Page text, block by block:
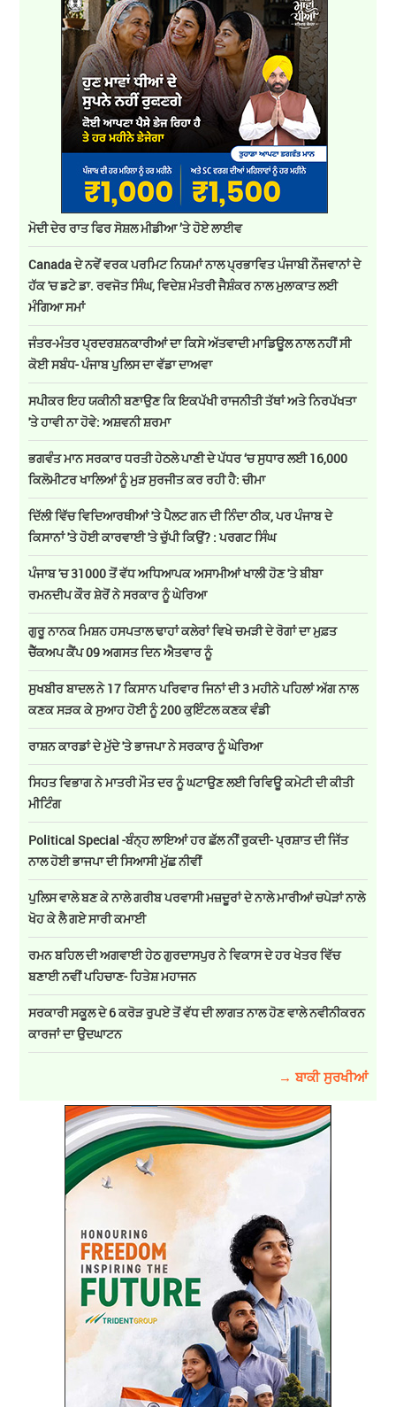
ਮੋਦੀ ਦੇਰ ਰਾਤ ਫਿਰ ਸੋਸ਼ਲ ਮੀਡੀਆ ’ਤੇ ਹੋਏ ਲਾਈਵ
Canada ਦੇ ਨਵੇਂ ਵਰਕ ਪਰਮਿਟ ਨਿਯਮਾਂ ਨਾਲ ਪ੍ਰਭਾਵਿਤ ਪੰਜਾਬੀ ਨੌਜਵਾਨਾਂ ਦੇ
ਹੱਕ 'ਚ ਡਟੇ ਡਾ. ਰਵਜੋਤ ਸਿੰਘ, ਵਿਦੇਸ਼ ਮੰਤਰੀ ਜੈਸ਼ੰਕਰ ਨਾਲ ਮੁਲਾਕਾਤ ਲਈ
ਮੰਗਿਆ ਸਮਾਂ
ਜੰਤਰ-ਮੰਤਰ ਪ੍ਰਦਰਸ਼ਨਕਾਰੀਆਂ ਦਾ ਕਿਸੇ ਅੱਤਵਾਦੀ ਮਾਡਿਊਲ ਨਾਲ ਨਹੀਂ ਸੀ
ਕੋਈ ਸਬੰਧ- ਪੰਜਾਬ ਪੁਲਿਸ ਦਾ ਵੱਡਾ ਦਾਅਵਾ
ਸਪੀਕਰ ਇਹ ਯਕੀਨੀ ਬਣਾਉਣ ਕਿ ਇਕਪੱਖੀ ਰਾਜਨੀਤੀ ਤੱਥਾਂ ਅਤੇ ਨਿਰਪੱਖਤਾ
'ਤੇ ਹਾਵੀ ਨਾ ਹੋਵੇ: ਅਸ਼ਵਨੀ ਸ਼ਰਮਾ
ਭਗਵੰਤ ਮਾਨ ਸਰਕਾਰ ਧਰਤੀ ਹੇਠਲੇ ਪਾਣੀ ਦੇ ਪੱਧਰ ‘ਚ ਸੁਧਾਰ ਲਈ 16,000
ਕਿਲੋਮੀਟਰ ਖਾਲਿਆਂ ਨੂੰ ਮੁੜ ਸੁਰਜੀਤ ਕਰ ਰਹੀ ਹੈ: ਚੀਮਾ
ਦਿੱਲੀ ਵਿੱਚ ਵਿਦਿਆਰਥੀਆਂ 'ਤੇ ਪੈਲਟ ਗਨ ਦੀ ਨਿੰਦਾ ਠੀਕ, ਪਰ ਪੰਜਾਬ ਦੇ
ਕਿਸਾਨਾਂ 'ਤੇ ਹੋਈ ਕਾਰਵਾਈ 'ਤੇ ਚੁੱਪੀ ਕਿਉਂ? : ਪਰਗਟ ਸਿੰਘ
ਪੰਜਾਬ 'ਚ 31000 ਤੋਂ ਵੱਧ ਅਧਿਆਪਕ ਅਸਾਮੀਆਂ ਖਾਲੀ ਹੋਣ 'ਤੇ ਬੀਬਾ
ਰਮਨਦੀਪ ਕੌਰ ਸ਼ੇਰੋਂ ਨੇ ਸਰਕਾਰ ਨੂੰ ਘੇਰਿਆ
ਗੁਰੂ ਨਾਨਕ ਮਿਸ਼ਨ ਹਸਪਤਾਲ ਢਾਹਾਂ ਕਲੇਰਾਂ ਵਿਖੇ ਚਮੜੀ ਦੇ ਰੋਗਾਂ ਦਾ ਮੁਫ਼ਤ
ਚੈੱਕਅਪ ਕੈਂਪ 09 ਅਗਸਤ ਦਿਨ ਐਤਵਾਰ ਨੂੰ
ਸੁਖਬੀਰ ਬਾਦਲ ਨੇ 17 ਕਿਸਾਨ ਪਰਿਵਾਰ ਜਿਨਾਂ ਦੀ 3 ਮਹੀਨੇ ਪਹਿਲਾਂ ਅੱਗ ਨਾਲ
ਕਣਕ ਸੜਕ ਕੇ ਸੁਆਹ ਹੋਈ ਨੂੰ 200 ਕੁਇੰਟਲ ਕਣਕ ਵੰਡੀ
ਰਾਸ਼ਨ ਕਾਰਡਾਂ ਦੇ ਮੁੱਦੇ 'ਤੇ ਭਾਜਪਾ ਨੇ ਸਰਕਾਰ ਨੂੰ ਘੇਰਿਆ
ਸਿਹਤ ਵਿਭਾਗ ਨੇ ਮਾਤਰੀ ਮੌਤ ਦਰ ਨੂੰ ਘਟਾਉਣ ਲਈ ਰਿਵਿਊ ਕਮੇਟੀ ਦੀ ਕੀਤੀ
ਮੀਟਿੰਗ
Political Special -ਬੰਨ੍ਹ ਲਾਇਆਂ ਹਰ ਛੱਲ ਨੀਂ ਰੁਕਦੀ- ਪ੍ਰਸ਼ਾਤ ਦੀ ਜਿੱਤ
ਨਾਲ ਹੋਈ ਭਾਜਪਾ ਦੀ ਸਿਆਸੀ ਮੁੱਛ ਨੀਵੀਂ
ਪੁਲਿਸ ਵਾਲੇ ਬਣ ਕੇ ਨਾਲੇ ਗਰੀਬ ਪਰਵਾਸੀ ਮਜ਼ਦੂਰਾਂ ਦੇ ਨਾਲੇ ਮਾਰੀਆਂ ਚਪੇੜਾਂ ਨਾਲੇ
ਖੋਹ ਕੇ ਲੈ ਗਏ ਸਾਰੀ ਕਮਾਈ
ਰਮਨ ਬਹਿਲ ਦੀ ਅਗਵਾਈ ਹੇਠ ਗੁਰਦਾਸਪੁਰ ਨੇ ਵਿਕਾਸ ਦੇ ਹਰ ਖੇਤਰ ਵਿੱਚ
ਬਣਾਈ ਨਵੀਂ ਪਹਿਚਾਣ- ਹਿਤੇਸ਼ ਮਹਾਜਨ
ਸਰਕਾਰੀ ਸਕੂਲ ਦੇ 6 ਕਰੋੜ ਰੁਪਏ ਤੋਂ ਵੱਧ ਦੀ ਲਾਗਤ ਨਾਲ ਹੋਣ ਵਾਲੇ ਨਵੀਨੀਕਰਨ
ਕਾਰਜਾਂ ਦਾ ਉਦਘਾਟਨ
→ ਬਾਕੀ ਸੁਰਖੀਆਂ